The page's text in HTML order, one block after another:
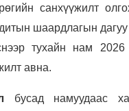
санхүүжилт
шаардлагын дагуу
тухайн нам
авна.
бусад намуудаас